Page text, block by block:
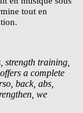
tout en
strength training,
a complete
back, abs,
we